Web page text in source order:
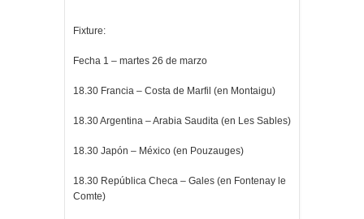
Fixture:
Fecha 1 – martes 26 de marzo
18.30 Francia – Costa de Marfil (en Montaigu)
18.30 Argentina – Arabia Saudita (en Les Sables)
18.30 Japón – México (en Pouzauges)
18.30 República Checa – Gales (en Fontenay le
Comte)